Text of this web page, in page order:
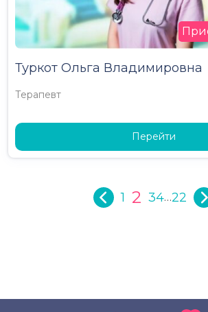
Туркот Ольга Владимировна
Терапевт
Перейти
1 2 34…22